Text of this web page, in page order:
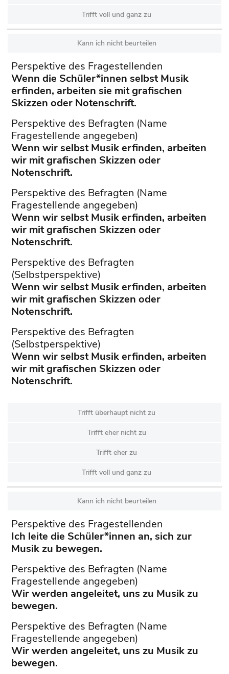
Trifft voll und ganz zu
Kann ich nicht beurteilen
Perspektive des Fragestellenden
Wenn die Schüler*innen selbst Musik
erfinden, arbeiten sie mit grafischen
Skizzen oder Notenschrift.
Perspektive des Befragten (Name
Fragestellende angegeben)
Wenn wir selbst Musik erfinden, arbeiten
wir mit grafischen Skizzen oder
Notenschrift.
Perspektive des Befragten (Name
Fragestellende angegeben)
Wenn wir selbst Musik erfinden, arbeiten
wir mit grafischen Skizzen oder
Notenschrift.
Perspektive des Befragten
(Selbstperspektive)
Wenn wir selbst Musik erfinden, arbeiten
wir mit grafischen Skizzen oder
Notenschrift.
Perspektive des Befragten
(Selbstperspektive)
Wenn wir selbst Musik erfinden, arbeiten
wir mit grafischen Skizzen oder
Notenschrift.
Trifft überhaupt nicht zu
Trifft eher nicht zu
Trifft eher zu
Trifft voll und ganz zu
Kann ich nicht beurteilen
Perspektive des Fragestellenden
Ich leite die Schüler*innen an, sich zur
Musik zu bewegen.
Perspektive des Befragten (Name
Fragestellende angegeben)
Wir werden angeleitet, uns zu Musik zu
bewegen.
Perspektive des Befragten (Name
Fragestellende angegeben)
Wir werden angeleitet, uns zu Musik zu
bewegen.